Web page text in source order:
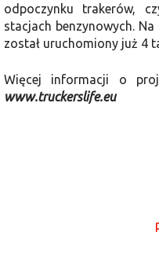
odpoczynku trakerów,
stacjach benzynowych.
został uruchomiony już 4
Więcej informacji o
www.truckerslife.eu